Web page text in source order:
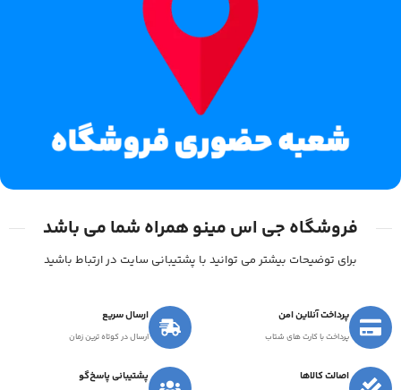
فروشگاه جی اس مینو همراه شما می باشد
برای توضیحات بیشتر می توانید با پشتیبانی سایت در ارتباط باشید
پرداخت آنلاین امن
پرداخت با کارت های شتاب
ارسال سریع
ارسال در کوتاه ترین زمان
اصالت کالاها پشتیبانی پاسخ‌گو